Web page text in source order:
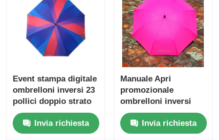
Event stampa digitale
ombrelloni inversi 23
pollici doppio strato
ombrello inverso
Invia richiesta
Manuale Apri
promozionale
ombrelloni inversi
doppio strato
ombrello a prova di
vento
Invia richiesta